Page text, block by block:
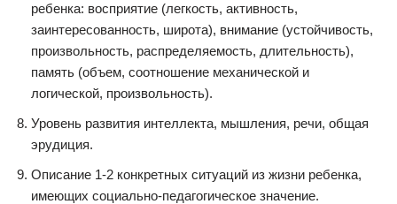
ребенка: восприятие (легкость, активность,
заинтересованность, широта), внимание (устойчивость,
произвольность, распределяемость, длительность),
память (объем, соотношение механической и
логической, произвольность).
Уровень развития интеллекта, мышления, речи, общая
эрудиция.
Описание 1-2 конкретных ситуаций из жизни ребенка,
имеющих социально-педагогическое значение.